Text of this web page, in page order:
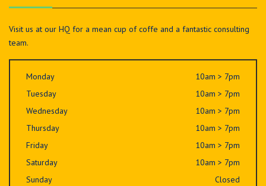
Visit us at our HQ for a mean cup of coffe and a fantastic consulting
team.
Monday
10am > 7pm
Tuesday
10am > 7pm
Wednesday
10am > 7pm
Thursday
10am > 7pm
Friday
10am > 7pm
Saturday
10am > 7pm
Sunday
Closed